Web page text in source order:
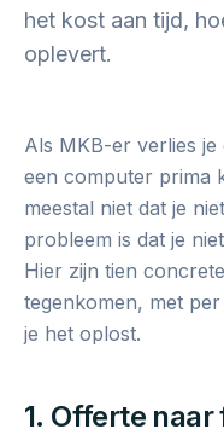
het kost aan tijd,
oplevert.
Als MKB-er verlies
een computer prima
meestal niet dat je
probleem is dat je
Hier zijn tien
tegenkomen, met
je het oplost.
1. Offerte